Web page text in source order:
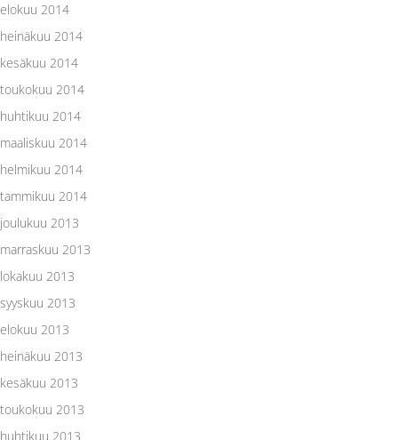
elokuu 2014
heinäkuu 2014
kesäkuu 2014
toukokuu 2014
huhtikuu 2014
maaliskuu 2014
helmikuu 2014
tammikuu 2014
joulukuu 2013
marraskuu 2013
lokakuu 2013
syyskuu 2013
elokuu 2013
heinäkuu 2013
kesäkuu 2013
toukokuu 2013
huhtikuu 2013